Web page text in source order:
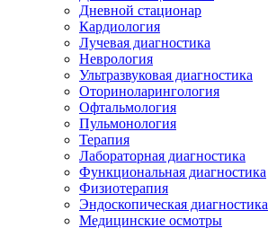
Дневной стационар
Кардиология
Лучевая диагностика
Неврология
Ультразвуковая диагностика
Оториноларингология
Офтальмология
Пульмонология
Терапия
Лабораторная диагностика
Функциональная диагностика
Физиотерапия
Эндоскопическая диагностика
Медицинские осмотры